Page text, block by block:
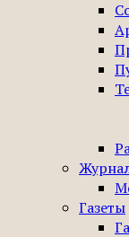
Газеты